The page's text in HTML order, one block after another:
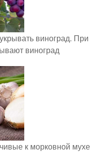
виноград. При
виноград
к морковной мухе